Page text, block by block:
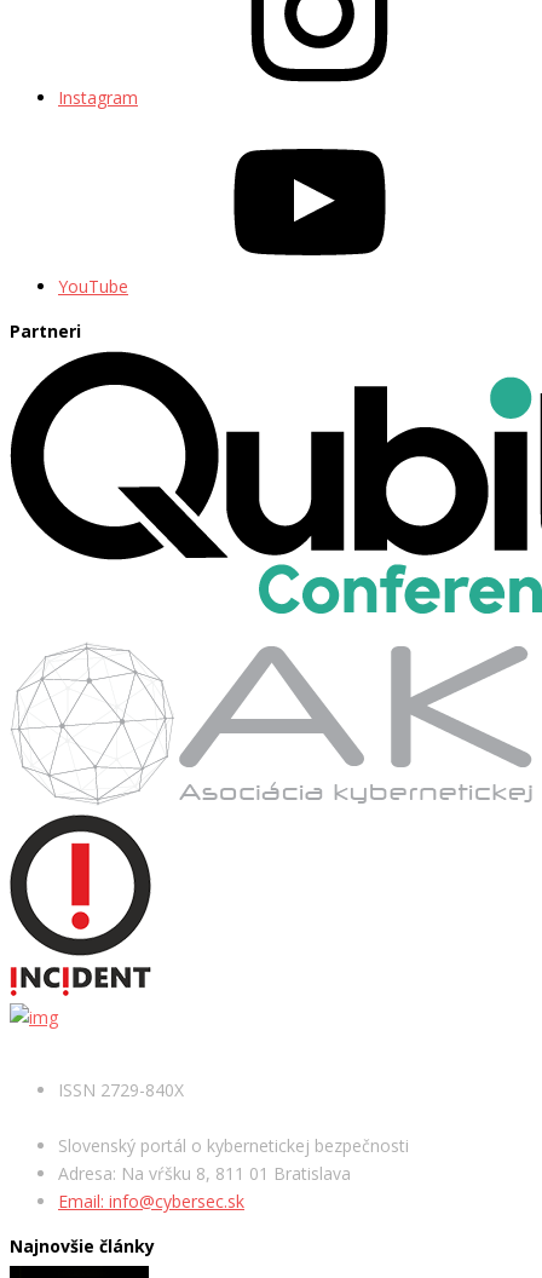
Instagram
YouTube
Partneri
ISSN 2729-840X
Slovenský portál o kybernetickej bezpečnosti
Adresa: Na vŕšku 8, 811 01 Bratislava
Email: info@cybersec.sk
Najnovšie články